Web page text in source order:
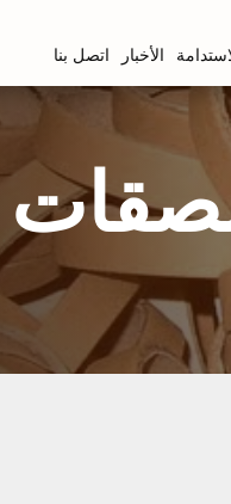
الأخبار اتصل بنا